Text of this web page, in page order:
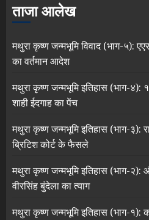
ताजा आलेख
मथुरा कृष्ण जन्मभूमि विवाद (भाग-५):
का वर्तमान आदेश
मथुरा कृष्ण जन्मभूमि इतिहास (भाग-४):
शाही ईदगाह का पेंच
मथुरा कृष्ण जन्मभूमि इतिहास (भाग-३):
ब्रिटिश कोर्ट के फैसले
मथुरा कृष्ण जन्मभूमि इतिहास (भाग-
वीरसिंह बुंदेला का त्याग
मथुरा कृष्ण जन्मभूमि इतिहास (भाग-१):